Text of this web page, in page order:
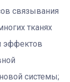
связывания
тканях
эффектов
системы;